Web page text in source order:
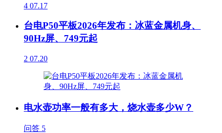
4 07.17
台电P50平板2026年发布：冰蓝金属机身、
90Hz屏、749元起
2 07.20
电水壶功率一般有多大，烧水壶多少W？
问答 5